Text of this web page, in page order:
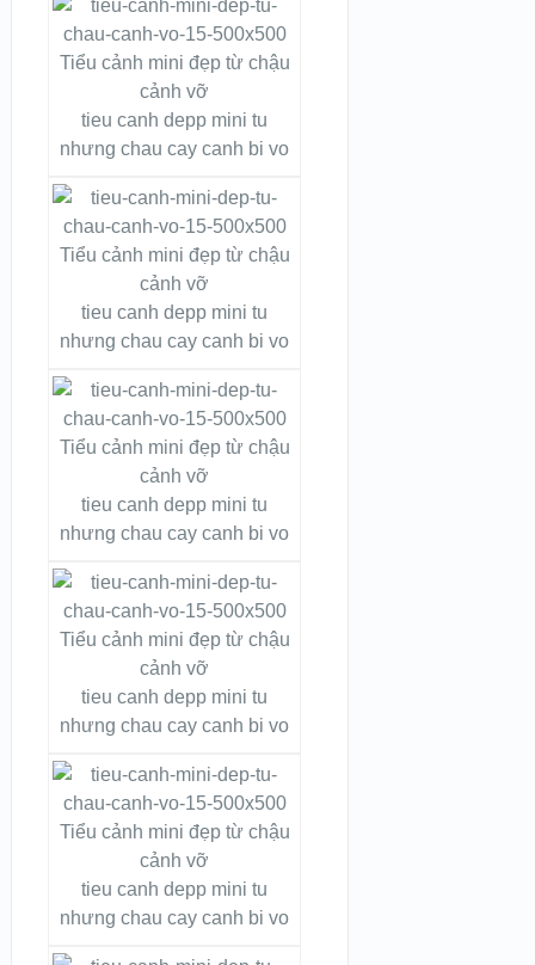
tieu canh depp mini tu
nhưng chau cay canh bi vo
tieu canh depp mini tu
nhưng chau cay canh bi vo
tieu canh depp mini tu
nhưng chau cay canh bi vo
tieu canh depp mini tu
nhưng chau cay canh bi vo
tieu canh depp mini tu
nhưng chau cay canh bi vo